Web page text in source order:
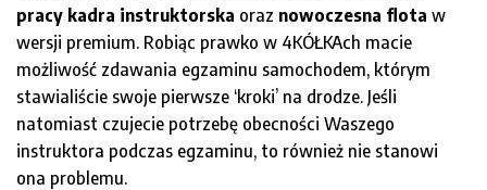
pracy kadra instruktorska oraz nowoczesna flota w
wersji premium. Robiąc prawko w 4KÓŁKAch macie
możliwość zdawania egzaminu samochodem, którym
stawialiście swoje pierwsze ‘kroki’ na drodze. Jeśli
natomiast czujecie potrzebę obecności Waszego
instruktora podczas egzaminu, to również nie stanowi
ona problemu.